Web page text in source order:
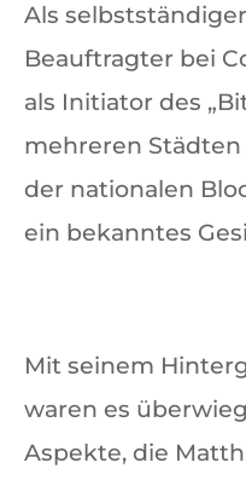
Als
Beauftragter bei
als Initiator des
mehreren
der nationalen
ein bekanntes
Mit seinem
waren es
Aspekte, die